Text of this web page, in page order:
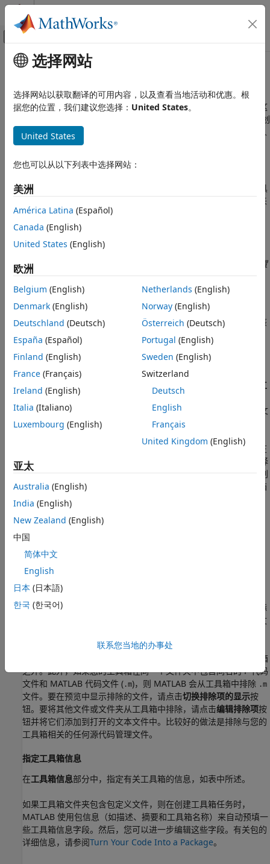
跳到内容
画布外导航菜单切换
文档主页
软件开发
共享和分发软件
创建和共享工具箱
创建工具箱
共享工具箱
升级在以前版本中创建的工具箱
另请参阅
主要内容
创建和共享工具箱
对 MATLAB®文件进行打包，以创建可与其他人共享的工具箱。这
些文件可以包含 MATLAB 代码、数据、App、示例和文档。当您创
建工具箱时，MATLAB 会生成一个安装文件 (
)，您或其他人
可利用该文件来安装工具箱。
创建工具箱
从 R2025a 开始，工具箱打包与工程集成。要从您的文件创建工具
箱，请在工程中创建一个工具箱任务。然后，使用该工具箱任务来
配置和打包您的工具箱。
在 R2025a 之前的版本中: 要创建工具箱，请转至
后在环境部分中，选择
为工具箱”对话框中，点击
按钮并选择您的工具箱文件夹。配置
您的工具箱，然后点击打包以创建工具箱安装文件。
创建工具箱任务
创建工具箱的第一步是创建一个工具箱任务。然后，您可以使用该
工具箱任务来配置和打包您的工具箱。
创建一个工具箱任务有两种方式：
如果您的工具箱文件已包含在工程中，请打开该工程，转至
工
程选项卡，然后在 部分中，点击
MATLAB 会创建一个与工程同名的工具箱任务，并在桌面的文
档区域中打开它。
如果您的文件尚未包含在工程中，请转至主页 选项卡，然后在
以选择
包含您的工具箱文件的文件夹，然后点击确定。MATLAB 会创
建一个包含您的文件的新工程和用于配置您的工具箱的工具箱
任务。如果您选择的文件夹已包含一个工程，则改用现有工
程。
要在关闭工具箱任务后重新打开它，请转至
打包为工具箱
的所有工具箱任务。
指定工具箱文件夹
工具箱文件夹
部分显示工具箱文件夹和工具箱中文件的预览。要添
按钮。在添加工具箱文
默认情况下，MATLAB 将源代码管理和工程资源文件排除在工具箱
之外。此外，如果您的工具箱在同一个文件夹中包含同名的 P 代码
文件和 MATLAB 代码文件 ( .m)，则 MATLAB 会从工具箱中排除 .m
文件。要在预览中显示排除的文件，请点击切换排除项的显示按
钮。要将其他文件或文件夹从工具箱中排除，请点击编辑排除项按
钮并将它们添加到打开的文本文件中。比较好的做法是排除与您的
工具箱相关的任何源代码管理文件。
指定工具箱信息
在工具箱信息部分中，指定有关工具箱的信息，如表中所述。
如果工具箱文件夹包含包定义文件，则在创建工具箱任务时，
MATLAB 使用包信息（如描述、摘要和工具箱名称）来自动预填一
些工具箱信息字段。然后，您可以进一步编辑这些字段。有关包的
详细信息，请参阅Turn Your Code Into a Package。
选择网站
选择网站以获取翻译的可用内容，以及查看当地活动和优惠。根
据您的位置，我们建议您选择： United States。
United States
您也可以从以下列表中选择网站：
美洲
América Latina (Español)
Canada (English)
United States (English)
欧洲
Belgium (English)
Denmark (English)
Deutschland (Deutsch)
España (Español)
Finland (English)
France (Français)
Ireland (English)
Italia (Italiano)
Luxembourg (English)
Netherlands (English)
Norway(English)
Österreich (Deutsch)
Portugal (English)
Sweden (English)
Switzerland
Deutsch
English
Français
United Kingdom (English)
亚太
Australia (English)
India (English)
New Zealand (English)
中国
简体中文
English
日本 (日本語)
한국 (한국어)
联系您当地的办事处